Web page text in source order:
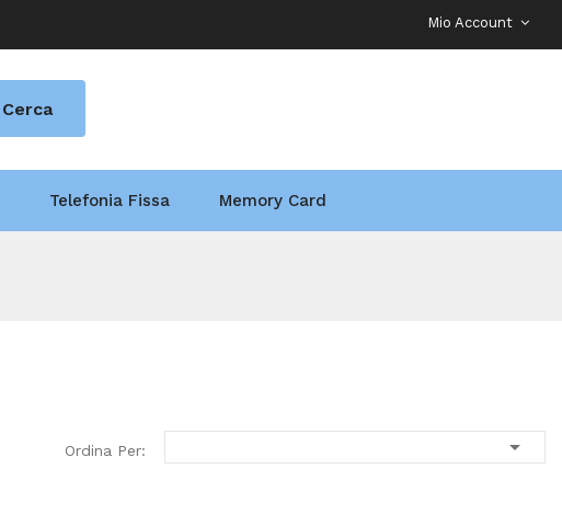
Mio Account
Cerca
Telefonia Fissa Memory Card
Ordina Per: 